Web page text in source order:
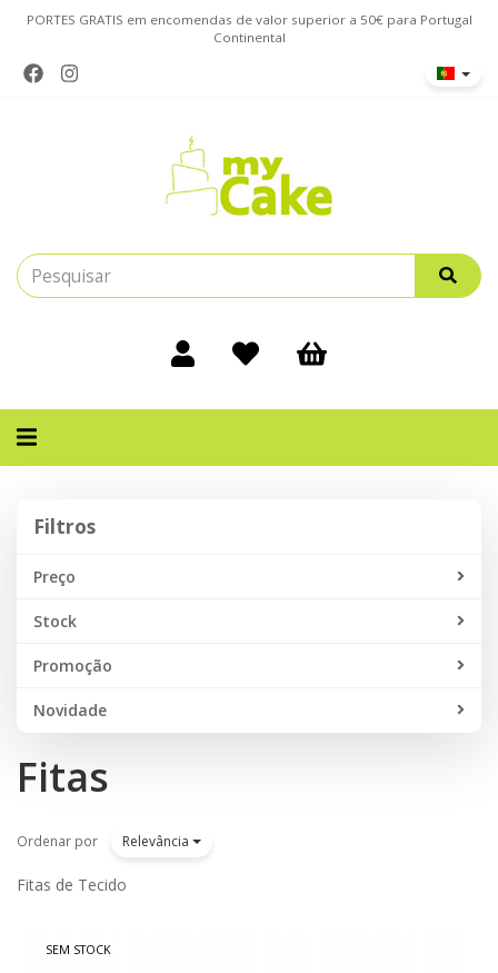
PORTES GRATIS em encomendas de valor superior a 50€ para Portugal
Continental
Alternar
Filtros
Preço
Stock
Promoção
Novidade
Fitas
Ordenar por Relevância
Fitas de Tecido
SEM STOCK